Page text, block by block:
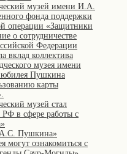
музей имени И.А.
фонда поддержки
операции «Защитники
о сотрудничестве
Федерации
вклад коллектива
музея имени
юбилея Пушкина
карты
музей стал
в сфере работы с
А.С. Пушкина»
могут ознакомиться с